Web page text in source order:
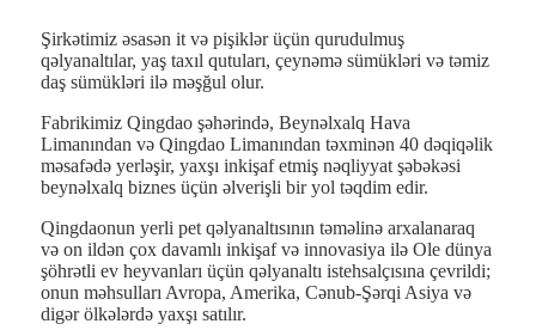
Şirkətimiz əsasən it və pişiklər üçün qurudulmuş
qəlyanaltılar, yaş taxıl qutuları, çeynəmə sümükləri və təmiz
daş sümükləri ilə məşğul olur.
Fabrikimiz Qingdao şəhərində, Beynəlxalq Hava
Limanından və Qingdao Limanından təxminən 40 dəqiqəlik
məsafədə yerləşir, yaxşı inkişaf etmiş nəqliyyat şəbəkəsi
beynəlxalq biznes üçün əlverişli bir yol təqdim edir.
Qingdaonun yerli pet qəlyanaltısının təməlinə arxalanaraq
və on ildən çox davamlı inkişaf və innovasiya ilə Ole dünya
şöhrətli ev heyvanları üçün qəlyanaltı istehsalçısına çevrildi;
onun məhsulları Avropa, Amerika, Cənub-Şərqi Asiya və
digər ölkələrdə yaxşı satılır.